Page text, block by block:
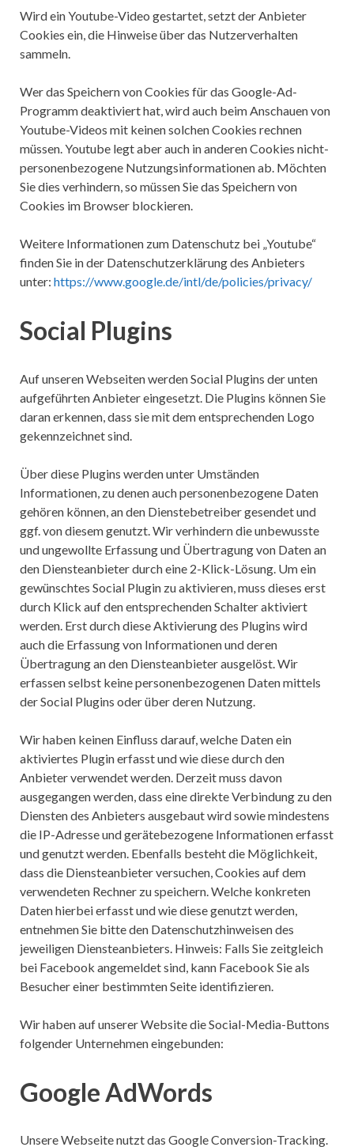
Wird ein Youtube-Video gestartet, setzt der Anbieter
Cookies ein, die Hinweise über das Nutzerverhalten
sammeln.
Wer das Speichern von Cookies für das Google-Ad-
Programm deaktiviert hat, wird auch beim Anschauen von
Youtube-Videos mit keinen solchen Cookies rechnen
müssen. Youtube legt aber auch in anderen Cookies nicht-
personenbezogene Nutzungsinformationen ab. Möchten
Sie dies verhindern, so müssen Sie das Speichern von
Cookies im Browser blockieren.
Weitere Informationen zum Datenschutz bei „Youtube“
finden Sie in der Datenschutzerklärung des Anbieters
unter: https://www.google.de/intl/de/policies/privacy/
Social Plugins
Auf unseren Webseiten werden Social Plugins der unten
aufgeführten Anbieter eingesetzt. Die Plugins können Sie
daran erkennen, dass sie mit dem entsprechenden Logo
gekennzeichnet sind.
Über diese Plugins werden unter Umständen
Informationen, zu denen auch personenbezogene Daten
gehören können, an den Dienstebetreiber gesendet und
ggf. von diesem genutzt. Wir verhindern die unbewusste
und ungewollte Erfassung und Übertragung von Daten an
den Diensteanbieter durch eine 2-Klick-Lösung. Um ein
gewünschtes Social Plugin zu aktivieren, muss dieses erst
durch Klick auf den entsprechenden Schalter aktiviert
werden. Erst durch diese Aktivierung des Plugins wird
auch die Erfassung von Informationen und deren
Übertragung an den Diensteanbieter ausgelöst. Wir
erfassen selbst keine personenbezogenen Daten mittels
der Social Plugins oder über deren Nutzung.
Wir haben keinen Einfluss darauf, welche Daten ein
aktiviertes Plugin erfasst und wie diese durch den
Anbieter verwendet werden. Derzeit muss davon
ausgegangen werden, dass eine direkte Verbindung zu den
Diensten des Anbieters ausgebaut wird sowie mindestens
die IP-Adresse und gerätebezogene Informationen erfasst
und genutzt werden. Ebenfalls besteht die Möglichkeit,
dass die Diensteanbieter versuchen, Cookies auf dem
verwendeten Rechner zu speichern. Welche konkreten
Daten hierbei erfasst und wie diese genutzt werden,
entnehmen Sie bitte den Datenschutzhinweisen des
jeweiligen Diensteanbieters. Hinweis: Falls Sie zeitgleich
bei Facebook angemeldet sind, kann Facebook Sie als
Besucher einer bestimmten Seite identifizieren.
Wir haben auf unserer Website die Social-Media-Buttons
folgender Unternehmen eingebunden:
Google AdWords
Unsere Webseite nutzt das Google Conversion-Tracking.